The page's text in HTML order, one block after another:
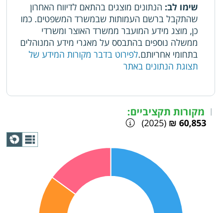
שימו לב: הנתונים מוצגים בהתאם לדיווח האחרון
שהתקבל ברשם העמותות שבמשרד המשפטים. כמו
כן, מוצג מידע המועבר ממשרד האוצר ומשרדי
ממשלה נוספים בהתבסס על מאגרי מידע המנוהלים
בתחומי אחריותם.לפירוט בדבר מקורות המידע של
תצוגת הנתונים באתר
| מקורות תקציביים:
60,853 ₪
(2025)